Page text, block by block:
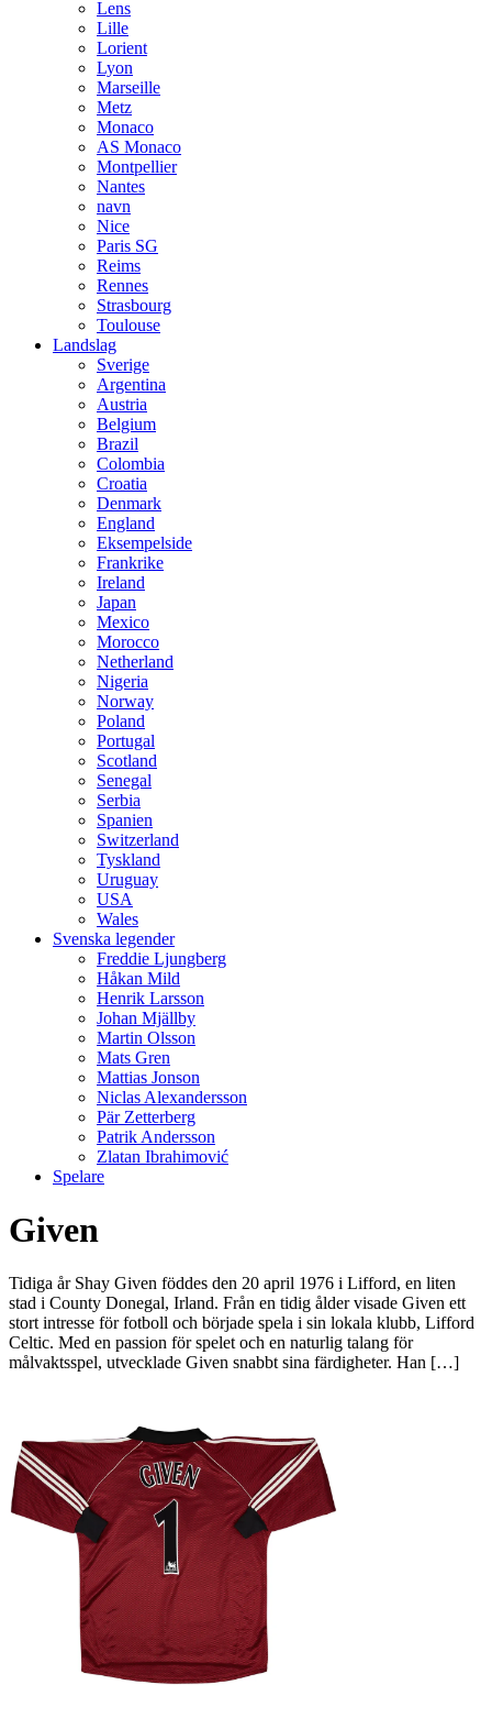
Lens
Lille
Lorient
Lyon
Marseille
Metz
Monaco
AS Monaco
Montpellier
Nantes
navn
Nice
Paris SG
Reims
Rennes
Strasbourg
Toulouse
Landslag
Sverige
Argentina
Austria
Belgium
Brazil
Colombia
Croatia
Denmark
England
Eksempelside
Frankrike
Ireland
Japan
Mexico
Morocco
Netherland
Nigeria
Norway
Poland
Portugal
Scotland
Senegal
Serbia
Spanien
Switzerland
Tyskland
Uruguay
USA
Wales
Svenska legender
Freddie Ljungberg
Håkan Mild
Henrik Larsson
Johan Mjällby
Martin Olsson
Mats Gren
Mattias Jonson
Niclas Alexandersson
Pär Zetterberg
Patrik Andersson
Zlatan Ibrahimović
Spelare
Given
Tidiga år Shay Given föddes den 20 april 1976 i Lifford, en liten
stad i County Donegal, Irland. Från en tidig ålder visade Given ett
stort intresse för fotboll och började spela i sin lokala klubb, Lifford
Celtic. Med en passion för spelet och en naturlig talang för
målvaktsspel, utvecklade Given snabbt sina färdigheter. Han […]